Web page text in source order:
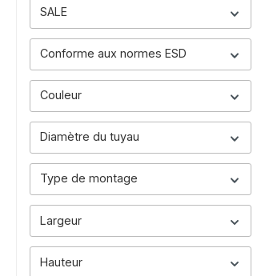
SALE
Conforme aux normes ESD
Couleur
Diamètre du tuyau
Type de montage
Largeur
Hauteur